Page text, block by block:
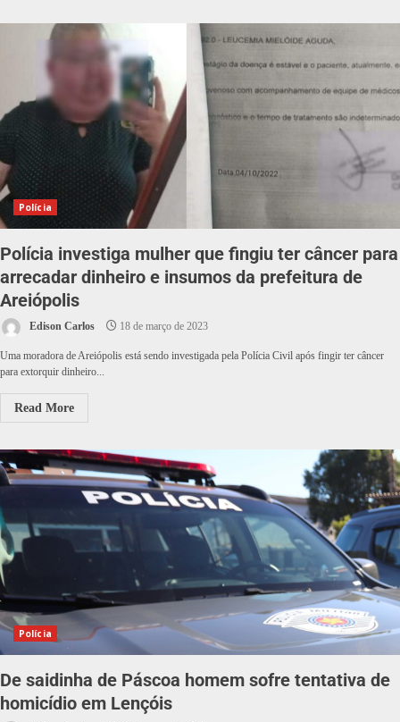
Polícia
Polícia investiga mulher que fingiu ter câncer para
arrecadar dinheiro e insumos da prefeitura de
Areiópolis
Edison Carlos 18 de março de 2023
Uma moradora de Areiópolis está sendo investigada pela Polícia Civil após fingir ter câncer
para extorquir dinheiro...
Read More
Polícia
De saidinha de Páscoa homem sofre tentativa de
homicídio em Lençóis